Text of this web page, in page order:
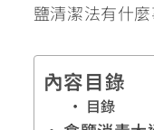
鹽清潔法有什
內容目錄
目錄